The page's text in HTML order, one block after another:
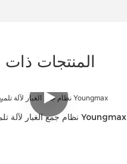
المنتجات ذات
نظام جمع الغبار لآلة تلميع المعادن Youngmax